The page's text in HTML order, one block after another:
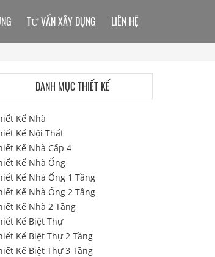
TƯ VẤN XÂY DỰNG LIÊN HỆ
DANH MỤC THIẾT KẾ
Kế Nhà
Kế Nội Thất
Kế Nhà Cấp 4
Kế Nhà Ống
Kế Nhà Ống 1 Tầng
Kế Nhà Ống 2 Tầng
Kế Nhà 2 Tầng
Kế Biệt Thự
Kế Biệt Thự 2 Tầng
Kế Biệt Thự 3 Tầng